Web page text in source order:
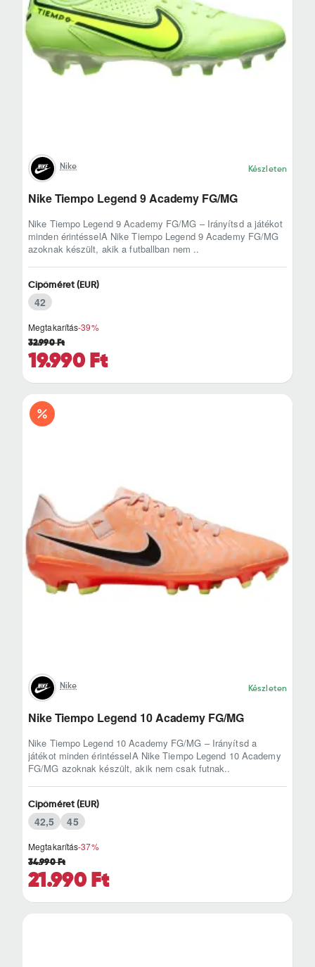
Nike Készleten
Nike Tiempo Legend 9 Academy FG/MG
Nike Tiempo Legend 9 Academy FG/MG – Irányítsd a játékot
minden érintésselA Nike Tiempo Legend 9 Academy FG/MG
azoknak készült, akik a futballban nem ..
Megtakarítás-39%
19.990 Ft
32.990 Ft
Cipőméret (EUR)
42
Nike Készleten
Nike Tiempo Legend 10 Academy FG/MG
Nike Tiempo Legend 10 Academy FG/MG – Irányítsd a
játékot minden érintésselA Nike Tiempo Legend 10 Academy
FG/MG azoknak készült, akik nem csak futnak..
Megtakarítás-37%
21.990 Ft
34.990 Ft
Cipőméret (EUR)
42,5 45